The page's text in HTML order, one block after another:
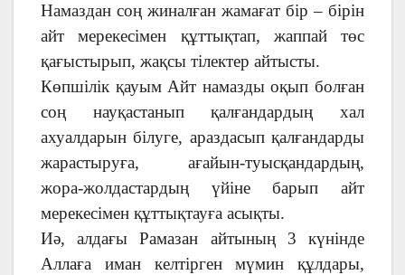
Намаздан соң жиналған жамағат бір – бірін
айт мерекесімен құттықтап, жаппай төс
қағыстырып, жақсы тілектер айтысты.
Көпшілік қауым Айт намазды оқып болған
соң науқастанып қалғандардың хал
ахуалдарын білуге, араздасып қалғандарды
жарастыруға, ағайын-туысқандардың,
жора-жолдастардың үйіне барып айт
мерекесімен құттықтауға асықты.
Иә, алдағы Рамазан айтының 3 күнінде
Аллаға иман келтірген мүмин құлдары,